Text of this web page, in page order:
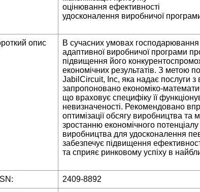
оцінювання ефективності
удосконалення виробничої
опис
В сучасних умовах
адаптивної виробничої програми
підвищення його
економічних результатів. З метою
JabіlCіrcuіt, Іnc, яка надає послуги
запропоновано економіко-
що враховує специфіку її
невизначеності. Рекомендовано
оптимізації обсягу виробництва та
зростанню економічного
виробництва для удосконалення
забезпечує підвищення
та сприяє ринковому успіху в
2409-8892